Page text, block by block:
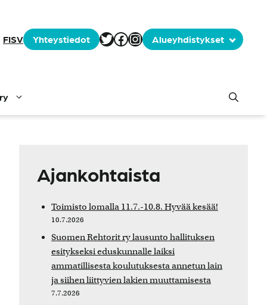
FISV Yhteystiedot Tämä tässä on selite
Facebook
Instagram
Alueyhdistykset
Ajankohtaista
Toimisto lomalla 11.7.-10.8. Hyvää kesää!
10.7.2026
Suomen Rehtorit ry lausunto hallituksen
esitykseksi eduskunnalle laiksi
ammatillisesta koulutuksesta annetun lain
ja siihen liittyvien lakien muuttamisesta
7.7.2026